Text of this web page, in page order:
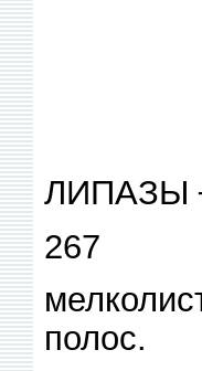
ЛИПАЗЫ
267
полос.